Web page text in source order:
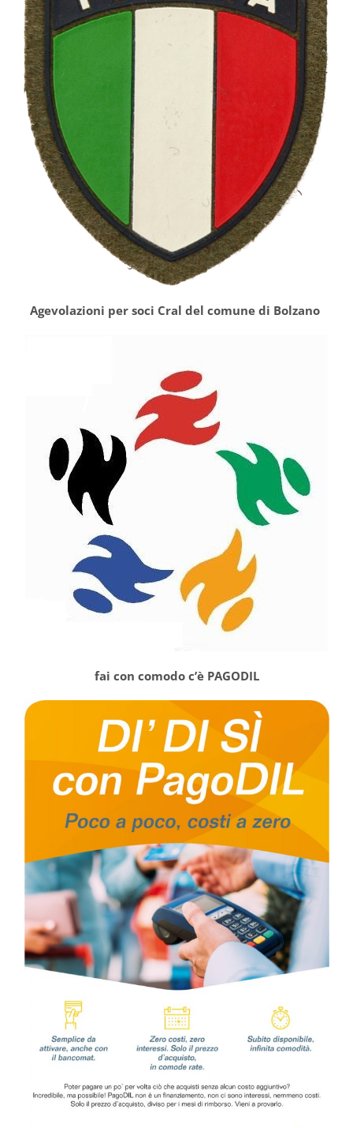
Agevolazioni per soci Cral del comune di Bolzano
fai con comodo c’è PAGODIL